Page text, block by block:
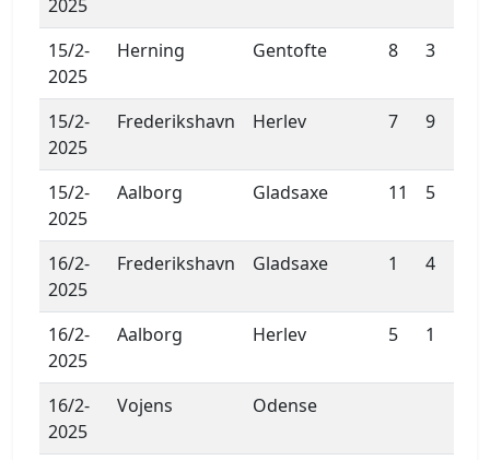
2025
15/2-
2025
Herning Gentofte 8 3
15/2-
2025
Frederikshavn Herlev 7 9
15/2-
2025
Aalborg Gladsaxe 11 5
16/2-
2025
Frederikshavn Gladsaxe 1 4
16/2-
2025
Aalborg Herlev 5 1
16/2-
2025
Vojens Odense